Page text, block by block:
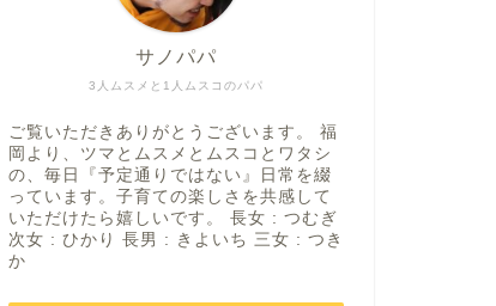
3人ムスメと1人ムスコのパパ
サノパパ
ご覧いただきありがとうございます。 福
岡より、ツマとムスメとムスコとワタシ
の、毎日『予定通りではない』日常を綴
っています。子育ての楽しさを共感して
いただけたら嬉しいです。 長女 : つむぎ
次女 : ひかり 長男 : きよいち 三女 : つき
か